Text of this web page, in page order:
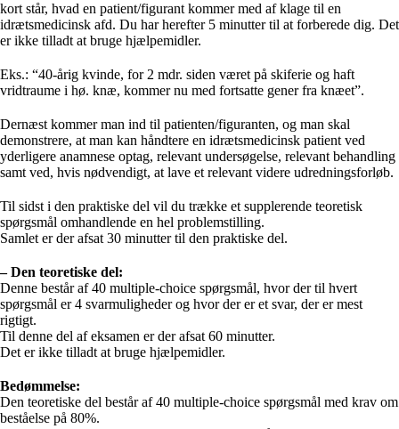
kort står, hvad en patient/figurant kommer med af klage til en
idrætsmedicinsk afd. Du har herefter 5 minutter til at forberede dig. Det
er ikke tilladt at bruge hjælpemidler.
Eks.: “40-årig kvinde, for 2 mdr. siden været på skiferie og haft
vridtraume i hø. knæ, kommer nu med fortsatte gener fra knæet”.
Dernæst kommer man ind til patienten/figuranten, og man skal
demonstrere, at man kan håndtere en idrætsmedicinsk patient ved
yderligere anamnese optag, relevant undersøgelse, relevant behandling
samt ved, hvis nødvendigt, at lave et relevant videre udredningsforløb.
Til sidst i den praktiske del vil du trække et supplerende teoretisk
spørgsmål omhandlende en hel problemstilling.
Samlet er der afsat 30 minutter til den praktiske del.
– Den teoretiske del:
Denne består af 40 multiple-choice spørgsmål, hvor der til hvert
spørgsmål er 4 svarmuligheder og hvor der er et svar, der er mest
rigtigt.
Til denne del af eksamen er der afsat 60 minutter.
Det er ikke tilladt at bruge hjælpemidler.
Bedømmelse:
Den teoretiske del består af 40 multiple-choice spørgsmål med krav om
beståelse på 80%.